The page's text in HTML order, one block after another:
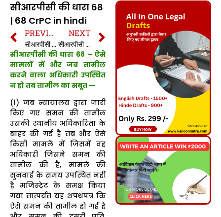
सीआरपीसी की धारा 68
| 68 CrPC in hindi
PREVIOUS
सीआरपीसी की धारा 67 | 67 CrPC in hindi
NEXT
सीआरपीसी की धारा 69 | 69 CrPC in hindi
सीआरपीसी की धारा 68 – ऐसे
मामलों में और जब तामील
करने वाला अधिकारी उपस्थित
न हो तब तामील का सबूत —
(1) जब न्यायालय द्वारा जारी
किए गए समन की तामील
उसकी स्थानीय अधिकारिता के
बाहर की गई है तब और ऐसे
किसी मामले में जिसमें वह
अधिकारी जिसने समन की
तामील की है, मामले की
सुनवाई के समय उपस्थित नहीं
है मजिस्ट्रेट के समक्ष किया
गया तात्पर्यत यह शपथपत्र कि
ऐसे समन की तामील हो गई है